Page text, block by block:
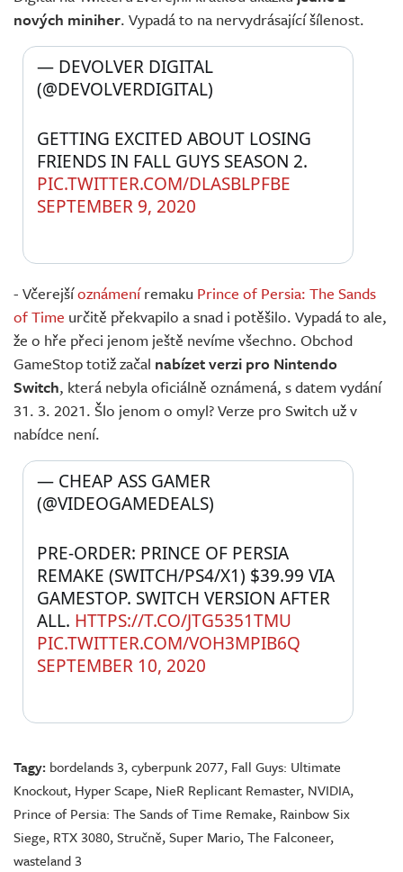
nových miniher. Vypadá to na nervydrásající šílenost.
GETTING EXCITED ABOUT LOSING
PIC.TWITTER.COM/DLASBLPFBE
— DEVOLVER DIGITAL
(@DEVOLVERDIGITAL)
SEPTEMBER 9, 2020
- Včerejšíoznámeníremaku Prince of Persia: The Sands
of Time určitě překvapilo a snad i potěšilo. Vypadá to ale,
že o hře přeci jenom ještě nevíme všechno. Obchod
GameStop totiž začal nabízet verzi pro Nintendo
Switch, která nebyla oficiálně oznámená, s datem vydání
31. 3. 2021. Šlo jenom o omyl? Verze pro Switch už v
nabídce není.
PRE-ORDER: PRINCE OF PERSIA
REMAKE (SWITCH/PS4/X1) $39.99 VIA
GAMESTOP. SWITCH VERSION AFTER
ALL. HTTPS://T.CO/JTG5351TMU
PIC.TWITTER.COM/VOH3MPIB6Q
— CHEAP ASS GAMER
(@VIDEOGAMEDEALS)
SEPTEMBER 10, 2020
Tagy: bordelands 3,cyberpunk 2077, Fall Guys: Ultimate
Knockout, Hyper Scape, NieR Replicant Remaster, NVIDIA,
Prince of Persia: The Sands of Time Remake, Rainbow Six
Siege, RTX 3080,Stručně,Super Mario,The Falconeer,
wasteland 3